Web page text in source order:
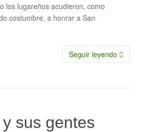
los lugareños acudieron, como
costumbre, a honrar a San
Seguir leyendo
sus gentes